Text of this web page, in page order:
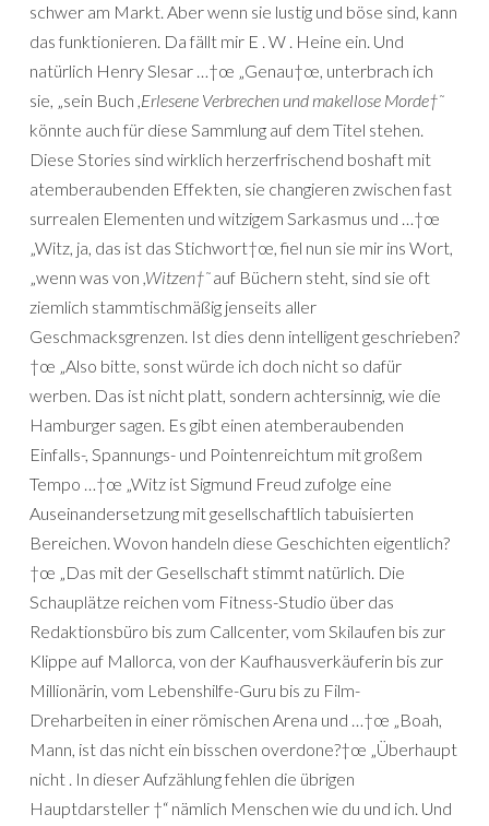
schwer am Markt. Aber wenn sie lustig und böse sind, kann
das funktionieren. Da fällt mir E . W . Heine ein. Und
natürlich Henry Slesar …†œ „Genau†œ, unterbrach ich
sie, „sein Buch ,Erlesene Verbrechen und makellose Morde†˜
könnte auch für diese Sammlung auf dem Titel stehen.
Diese Stories sind wirklich herzerfrischend boshaft mit
atemberaubenden Effekten, sie changieren zwischen fast
surrealen Elementen und witzigem Sarkasmus und …†œ
„Witz, ja, das ist das Stichwort†œ, fiel nun sie mir ins Wort,
„wenn was von ,Witzen†˜auf Büchern steht, sind sie oft
ziemlich stammtischmäßig jenseits aller
Geschmacksgrenzen. Ist dies denn intelligent geschrieben?
†œ „Also bitte, sonst würde ich doch nicht so dafür
werben. Das ist nicht platt, sondern achtersinnig, wie die
Hamburger sagen. Es gibt einen atemberaubenden
Einfalls-, Spannungs- und Pointenreichtum mit großem
Tempo …†œ „Witz ist Sigmund Freud zufolge eine
Auseinandersetzung mit gesellschaftlich tabuisierten
Bereichen. Wovon handeln diese Geschichten eigentlich?
†œ „Das mit der Gesellschaft stimmt natürlich. Die
Schauplätze reichen vom Fitness-Studio über das
Redaktionsbüro bis zum Callcenter, vom Skilaufen bis zur
Klippe auf Mallorca, von der Kaufhausverkäuferin bis zur
Millionärin, vom Lebenshilfe-Guru bis zu Film-
Dreharbeiten in einer römischen Arena und …†œ „Boah,
Mann, ist das nicht ein bisschen overdone?†œ „Überhaupt
nicht . In dieser Aufzählung fehlen die übrigen
Hauptdarsteller †“ nämlich Menschen wie du und ich. Und